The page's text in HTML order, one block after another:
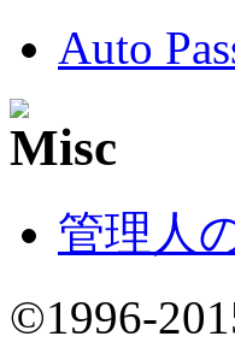
Auto
管理人
©1996-